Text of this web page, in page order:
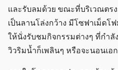
และรับลมด้วย ขณะที่บริเวณตร
เป็นลานโล่งกว้าง มีโซฟาเม็ดโ
ให้นั่งรับชมกิจกรรมต่างๆ ที่กำลั
วิวริมน้ำก็เพลินๆ หรือจะนอนเอ